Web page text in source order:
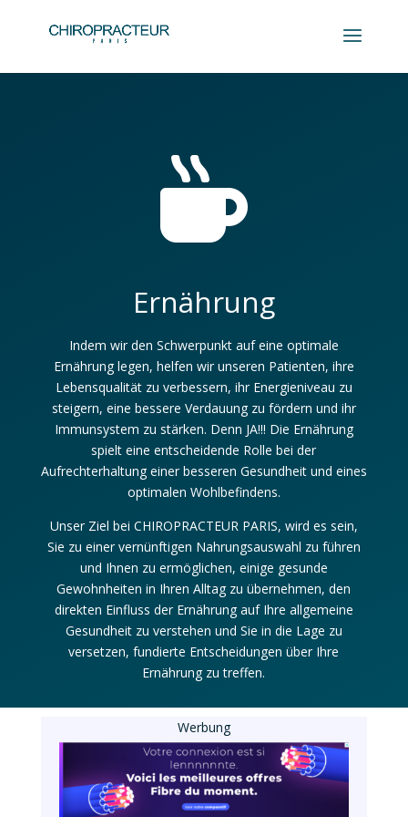

Ernährung
Indem wir den Schwerpunkt auf eine optimale
Ernährung legen, helfen wir unseren Patienten, ihre
Lebensqualität zu verbessern, ihr Energieniveau zu
steigern, eine bessere Verdauung zu fördern und ihr
Immunsystem zu stärken. Denn JA!!! Die Ernährung
spielt eine entscheidende Rolle bei der
Aufrechterhaltung einer besseren Gesundheit und eines
optimalen Wohlbefindens.
Unser Ziel bei CHIROPRACTEUR PARIS, wird es sein,
Sie zu einer vernünftigen Nahrungsauswahl zu führen
und Ihnen zu ermöglichen, einige gesunde
Gewohnheiten in Ihren Alltag zu übernehmen, den
direkten Einfluss der Ernährung auf Ihre allgemeine
Gesundheit zu verstehen und Sie in die Lage zu
versetzen, fundierte Entscheidungen über Ihre
Ernährung zu treffen.
Werbung